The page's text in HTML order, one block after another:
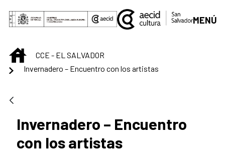
Skip to Main Content
MENÚ
INICIOCCE - EL SALVADOR
Invernadero – Encuentro con los artistas
Invernadero – Encuentro
con los artistas